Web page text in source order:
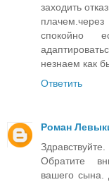
заходить
спокойно
незнаем как
Ответить
Роман
Здравствуйте.
Обратите
вашего сына.